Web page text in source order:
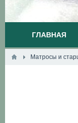
ГЛАВНАЯ
Матросы и